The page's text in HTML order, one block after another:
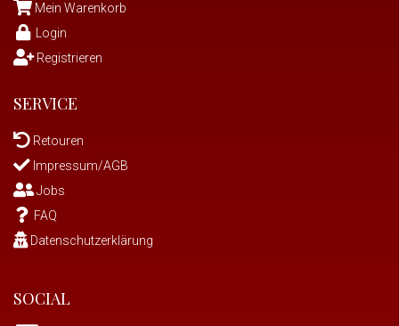
Mein Warenkorb
Login
Registrieren
SERVICE
Retouren
Impressum/AGB
Jobs
FAQ
Datenschutzerklärung
SOCIAL